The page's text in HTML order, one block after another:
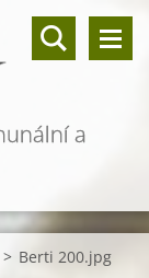
a
> Berti 200.jpg